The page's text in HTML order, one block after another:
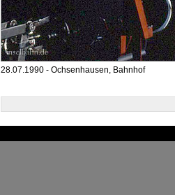
28.07.1990 - Ochsenhausen, Bahnhof